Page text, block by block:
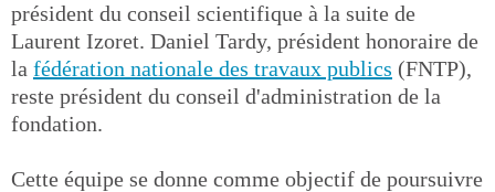
président du conseil scientifique à la suite de
Laurent Izoret. Daniel Tardy, président honoraire de
la fédération nationale des travaux publics (FNTP),
reste président du conseil d'administration de la
fondation.
Cette équipe se donne comme objectif de poursuivre